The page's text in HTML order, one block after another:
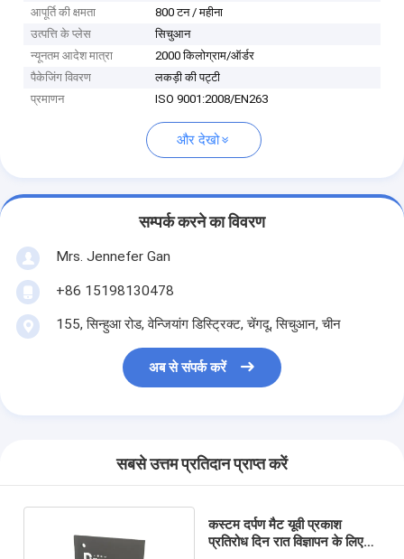
आपूर्ति की क्षमता
800 टन / महीना
उत्पत्ति के प्लेस
सिचुआन
न्यूनतम आदेश मात्रा
2000 किलोग्राम/ऑर्डर
पैकेजिंग विवरण
लकड़ी की पट्टी
प्रमाणन
ISO 9001:2008/EN263
और देखो
सम्पर्क करने का विवरण
Mrs. Jennefer Gan
+86 15198130478
155, सिन्हुआ रोड, वेन्जियांग डिस्ट्रिक्ट, चेंगदू, सिचुआन, चीन
अब से संपर्क करें
सबसे उत्तम प्रतिदान प्राप्त करें
कस्टम दर्पण मैट यूवी प्रकाश
प्रतिरोध दिन रात विज्ञापन के लिए